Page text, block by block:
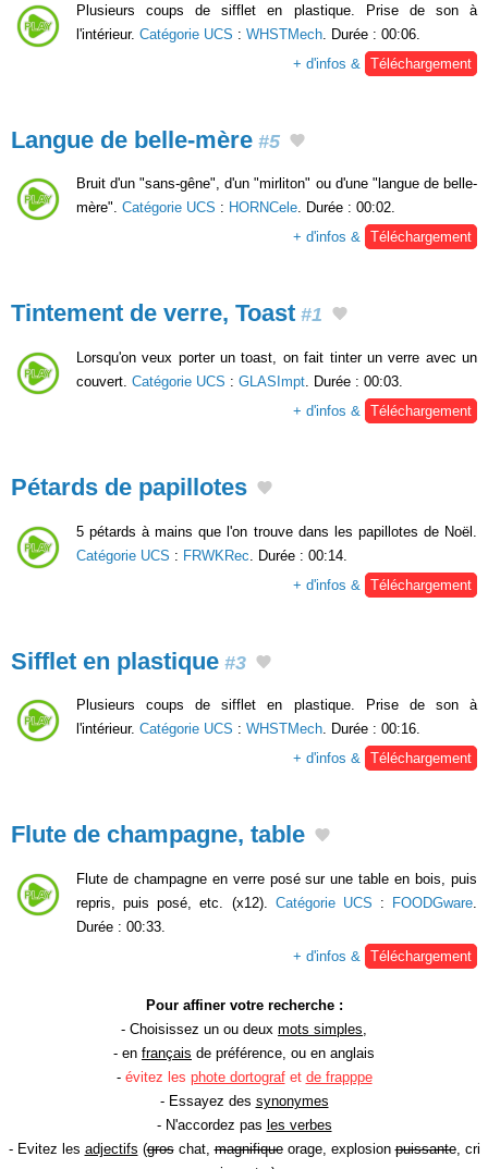
Plusieurs coups de sifflet en plastique. Prise de son à
l'intérieur. Catégorie UCS : WHSTMech . Durée : 00:06.
+ d'infos &
Téléchargement
Langue de belle-mère #5
Bruit d'un "sans-gêne", d'un "mirliton" ou d'une "langue de belle-
mère". Catégorie UCS : HORNCele. Durée : 00:02.
+ d'infos & Téléchargement
Tintement de verre, Toast #1
Lorsqu'on veux porter un toast, on fait tinter un verre avec un
couvert. Catégorie UCS : GLASImpt. Durée : 00:03.
+ d'infos & Téléchargement
Pétards de papillotes
5 pétards à mains que l'on trouve dans les papillotes de Noël.
Catégorie UCS : FRWKRec . Durée : 00:14.
+ d'infos &
Téléchargement
Sifflet en plastique #3
Plusieurs coups de sifflet en plastique. Prise de son à
l'intérieur. Catégorie UCS : WHSTMech. Durée : 00:16.
+ d'infos & Téléchargement
Flute de champagne, table
Flute de champagne en verre posé sur une table en bois, puis
repris, puis posé, etc. (x12). Catégorie UCS : FOODGware.
Durée : 00:33.
+ d'infos & Téléchargement
Pour affiner votre recherche :
- Choisissez un ou deux mots simples,
- en français de préférence, ou en anglais
- évitez les phote dortografet de frapppe
- Essayez des synonymes
- N'accordez pas les verbes
- Evitez les adjectifs (groschat,magnifiqueorage, explosionpuissante, cri